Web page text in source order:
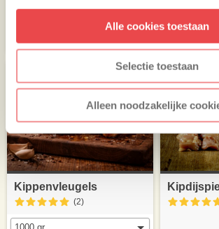
Alle cookies toestaan
Selectie toestaan
Alleen noodzakelijke
Kippenvleugels
(2)